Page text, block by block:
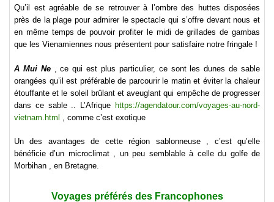
Qu’il est agréable de se retrouver à l’ombre des huttes disposées
près de la plage pour admirer le spectacle qui s’offre devant nous et
en même temps de pouvoir profiter le midi de grillades de gambas
que les Vienamiennes nous présentent pour satisfaire notre fringale !
A Mui Ne, ce qui est plus particulier, ce sont les dunes de sable
orangées qu’il est préférable de parcourir le matin et éviter la chaleur
étouffante et le soleil brûlant et aveuglant qui empêche de progresser
dans ce sable .. L’Afrique https://agendatour.com/voyages-au-nord-
vietnam.html , comme c’est exotique
Un des avantages de cette région sablonneuse , c’est qu’elle
bénéficie d’un microclimat , un peu semblable à celle du golfe de
Morbihan , en Bretagne.
Voyages préférés des Francophones